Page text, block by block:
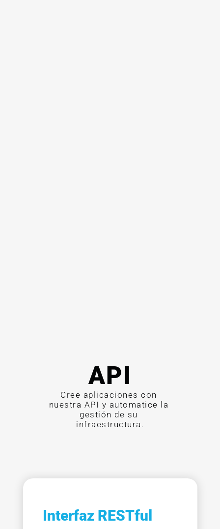
API
Cree aplicaciones con
nuestra API y automatice la
gestión de su
infraestructura.
Interfaz RESTful